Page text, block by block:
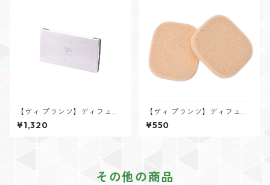
【ヴィ プランツ】ディフェン
サー専用コンパクトケース(容
器のみ)
¥1,320
【ヴィ プランツ】ディフェン
サー専用パフ 2個入り
¥550
その他の商品